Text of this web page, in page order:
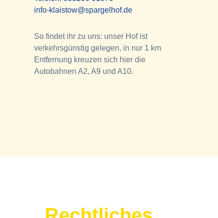
info-klaistow@spargelhof.de
So findet ihr zu uns: unser Hof ist
verkehrsgünstig gelegen, in nur 1 km
Entfernung kreuzen sich hier die
Autobahnen A2, A9 und A10.